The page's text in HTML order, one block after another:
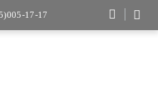
17-17